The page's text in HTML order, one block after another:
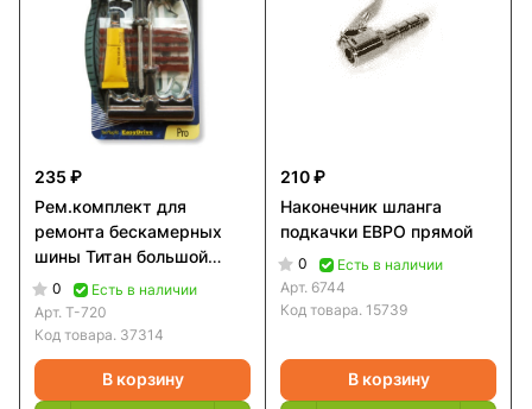
235 ₽
Рем.комплект для
ремонта бескамерных
шины Титан большой
Т-720
0
Есть в наличии
Арт. Т-720
Код товара. 37314
В корзину
210 ₽
Наконечник шланга
подкачки ЕВРО прямой
0
Есть в наличии
Арт. 6744
Код товара. 15739
В корзину